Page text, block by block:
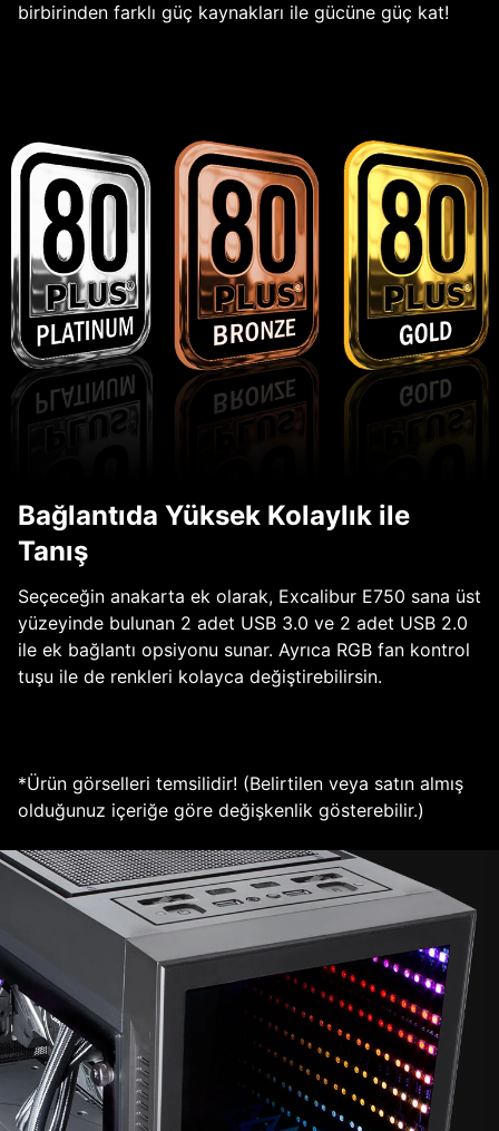
birbirinden farklı güç kaynakları ile gücüne güç kat!
Bağlantıda Yüksek Kolaylık ile
Tanış
Seçeceğin anakarta ek olarak, Excalibur E750 sana üst
yüzeyinde bulunan 2 adet USB 3.0 ve 2 adet USB 2.0
ile ek bağlantı opsiyonu sunar. Ayrıca RGB fan kontrol
tuşu ile de renkleri kolayca değiştirebilirsin.
*Ürün görselleri temsilidir! (Belirtilen veya satın almış
olduğunuz içeriğe göre değişkenlik gösterebilir.)